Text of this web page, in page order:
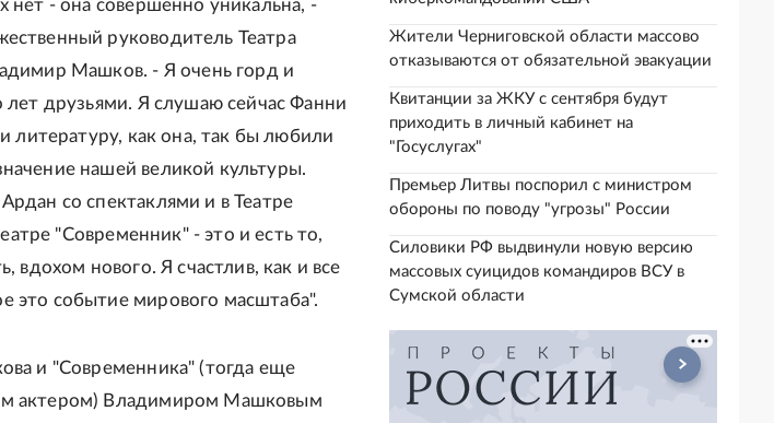
нет - она совершенно уникальна, -
руководитель Театра
Машков. - Я очень горд и
лет друзьями. Я слушаю сейчас Фанни
литературу, как она, так бы любили
нашей великой культуры.
со спектаклями и в Театре
"Современник" - это и есть то,
вдохом нового. Я счастлив, как и все
это событие мирового масштаба".
и "Современника" (тогда еще
актером) Владимиром Машковым
Жители Черниговской области массово
отказываются от обязательной эвакуации
Квитанции за ЖКУ с сентября будут
приходить в личный кабинет на
"Госуслугах"
Премьер Литвы поспорил с министром
обороны по поводу "угрозы" России
Силовики РФ выдвинули новую версию
массовых суицидов командиров ВСУ в
Сумской области